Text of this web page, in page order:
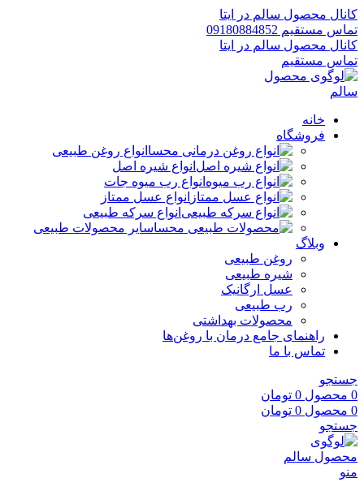
کانال محصول سالم در ایتا
تماس مستقیم 09180884852
کانال محصول سالم در ایتا
تماس مستقیم
خانه
فروشگاه
انواع روغن طبیعی
انواع شیره اصل
انواع رب میوه جات
انواع عسل ممتاز
انواع سرکه طبیعی
سایر محصولات طبیعی
وبلاگ
روغن طبیعی
شیره طبیعی
عسل ارگانیک
رب طبیعی
محصولات بهداشتی
راهنمای جامع درمان با روغن‌ها
تماس با ما
جستجو
0 محصول 0 تومان
0 محصول 0 تومان
جستجو
منو